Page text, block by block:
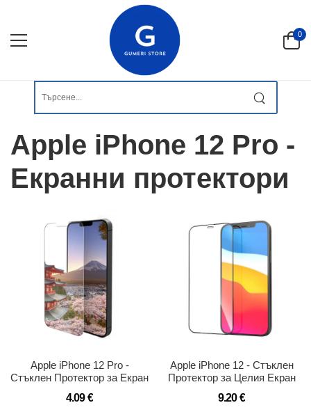
0
Apple iPhone 12 Pro -
Екранни протектори
Apple iPhone 12 Pro -
Стъклен Протектор за Екран
4.09 €
Apple iPhone 12 - Стъклен
Протектор за Целия Екран
9.20 €